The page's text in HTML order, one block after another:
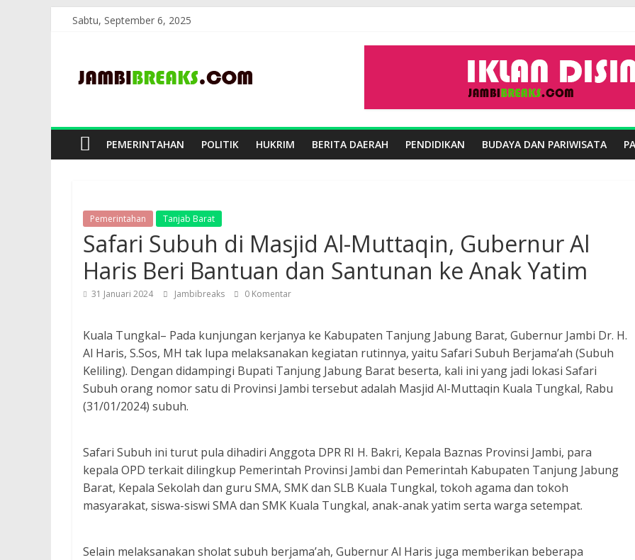
Sabtu, September 6, 2025
JambiBreaks
PEMERINTAHAN POLITIK HUKRIM BERITA DAERAH PENDIDIKAN BUDAYA DAN PARIWISATA
Pemerintahan Tanjab Barat
Safari Subuh di Masjid Al-Muttaqin, Gubernur Al
Haris Beri Bantuan dan Santunan ke Anak Yatim
31 Januari 2024 Jambibreaks 0 Komentar
Kuala Tungkal– Pada kunjungan kerjanya ke Kabupaten Tanjung Jabung Barat, Gubernur Jambi Dr. H.
Al Haris, S.Sos, MH tak lupa melaksanakan kegiatan rutinnya, yaitu Safari Subuh Berjama’ah (Subuh
Keliling). Dengan didampingi Bupati Tanjung Jabung Barat beserta, kali ini yang jadi lokasi Safari
Subuh orang nomor satu di Provinsi Jambi tersebut adalah Masjid Al-Muttaqin Kuala Tungkal, Rabu
(31/01/2024) subuh.
Safari Subuh ini turut pula dihadiri Anggota DPR RI H. Bakri, Kepala Baznas Provinsi Jambi, para
kepala OPD terkait dilingkup Pemerintah Provinsi Jambi dan Pemerintah Kabupaten Tanjung Jabung
Barat, Kepala Sekolah dan guru SMA, SMK dan SLB Kuala Tungkal, tokoh agama dan tokoh
masyarakat, siswa-siswi SMA dan SMK Kuala Tungkal, anak-anak yatim serta warga setempat.
Selain melaksanakan sholat subuh berjama’ah, Gubernur Al Haris juga memberikan beberapa